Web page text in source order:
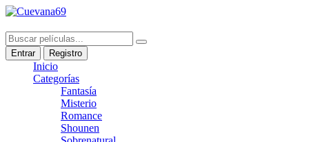
Entrar Registro
Inicio
Categorías
Fantasía
Misterio
Romance
Shounen